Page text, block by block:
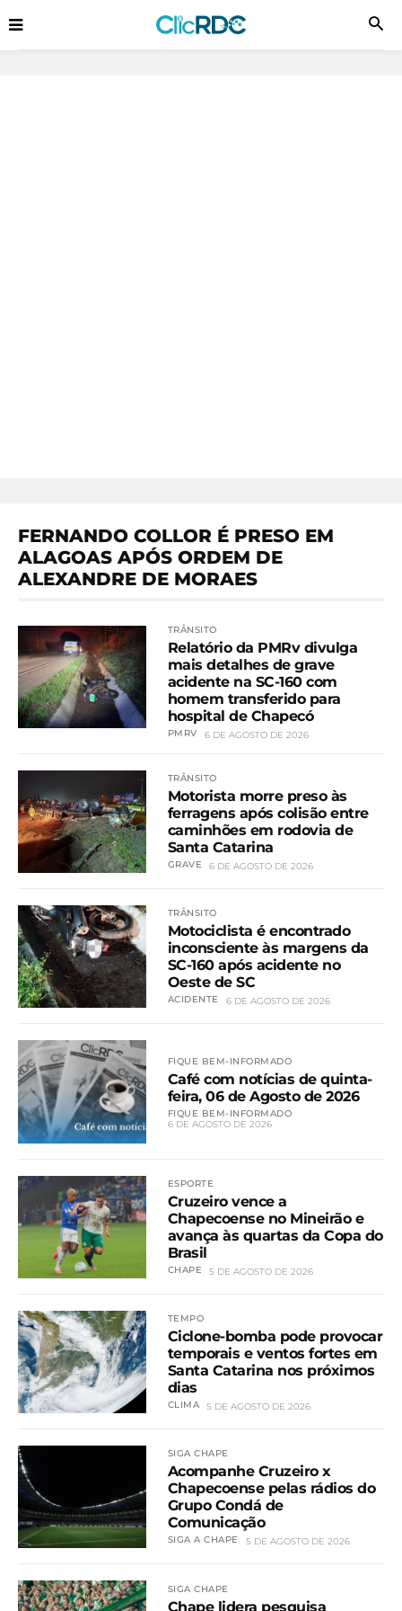
FERNANDO COLLOR É PRESO EM
ALAGOAS APÓS ORDEM DE
ALEXANDRE DE MORAES
TRÂNSITO
Relatório da PMRv divulga
mais detalhes de grave
acidente na SC-160 com
homem transferido para
hospital de Chapecó
PMRV 6 DE AGOSTO DE 2026
TRÂNSITO
Motorista morre preso às
ferragens após colisão entre
caminhões em rodovia de
Santa Catarina
GRAVE 6 DE AGOSTO DE 2026
TRÂNSITO
Motociclista é encontrado
inconsciente às margens da
SC-160 após acidente no
Oeste de SC
ACIDENTE 6 DE AGOSTO DE 2026
FIQUE BEM-INFORMADO
Café com notícias de quinta-
feira, 06 de Agosto de 2026
FIQUE BEM-INFORMADO
6 DE AGOSTO DE 2026
ESPORTE
Cruzeiro vence a
Chapecoense no Mineirão e
avança às quartas da Copa do
Brasil
CHAPE 5 DE AGOSTO DE 2026
TEMPO
Ciclone-bomba pode provocar
temporais e ventos fortes em
Santa Catarina nos próximos
dias
CLIMA 5 DE AGOSTO DE 2026
SIGA CHAPE
Acompanhe Cruzeiro x
Chapecoense pelas rádios do
Grupo Condá de
Comunicação
SIGA A CHAPE 5 DE AGOSTO DE 2026
SIGA CHAPE
Chape lidera pesquisa